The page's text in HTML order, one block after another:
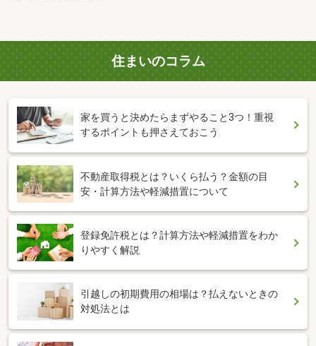
住まいのコラム
家を買うと決めたらまずやること3つ！重視
するポイントも押さえておこう
不動産取得税とは？いくら払う？金額の目
安・計算方法や軽減措置について
登録免許税とは？計算方法や軽減措置をわか
りやすく解説
引越しの初期費用の相場は？払えないときの
対処法とは